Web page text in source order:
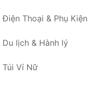
Điện Thoại & Phụ Kiện
Du lịch & Hành lý
Túi Ví Nữ